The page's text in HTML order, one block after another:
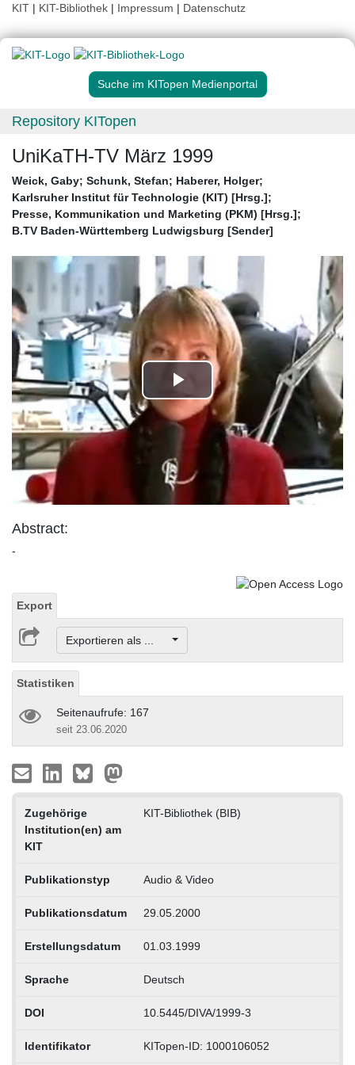
KIT | KIT-Bibliothek | Impressum | Datenschutz
Suche im KITopen Medienportal
Repository KITopen
UniKaTH-TV März 1999
Weick, Gaby; Schunk, Stefan; Haberer, Holger;
Karlsruher Institut für Technologie (KIT) [Hrsg.];
Presse, Kommunikation und Marketing (PKM) [Hrsg.];
B.TV Baden-Württemberg Ludwigsburg [Sender]
Play
Video
Abstract:
-
Export
Exportieren als ...
Statistiken
Seitenaufrufe: 167
seit 23.06.2020
Zugehörige
Institution(en) am
KIT
KIT-Bibliothek (BIB)
Publikationstyp Audio & Video
Publikationsdatum 29.05.2000
Erstellungsdatum 01.03.1999
Sprache Deutsch
DOI 10.5445/DIVA/1999-3
Identifikator KITopen-ID: 1000106052